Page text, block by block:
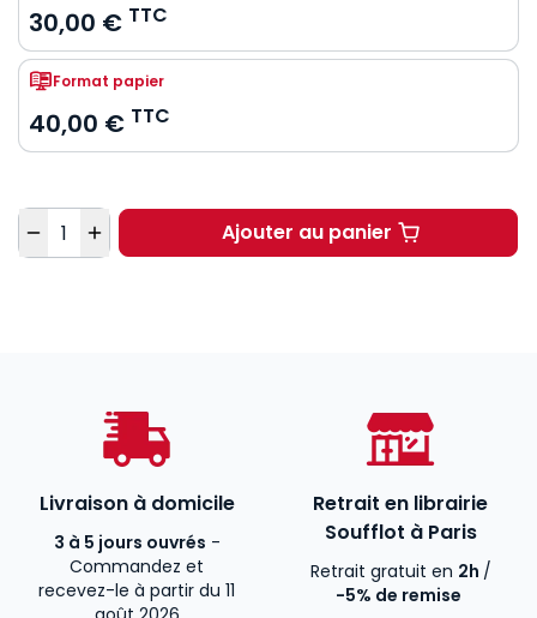
30,00 € TTC
Format papier
40,00 € TTC
Quantité Ajouter au panierLes grands arrêts de
Livraison à domicile
3 à 5 jours ouvrés -
Commandez et
recevez-le à partir du 11
Retrait en librairie
Soufflot à Paris
Retrait gratuit en 2h /
-5% de remise